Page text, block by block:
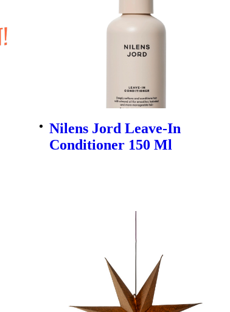
Nilens Jord Leave-In
Conditioner 150 Ml